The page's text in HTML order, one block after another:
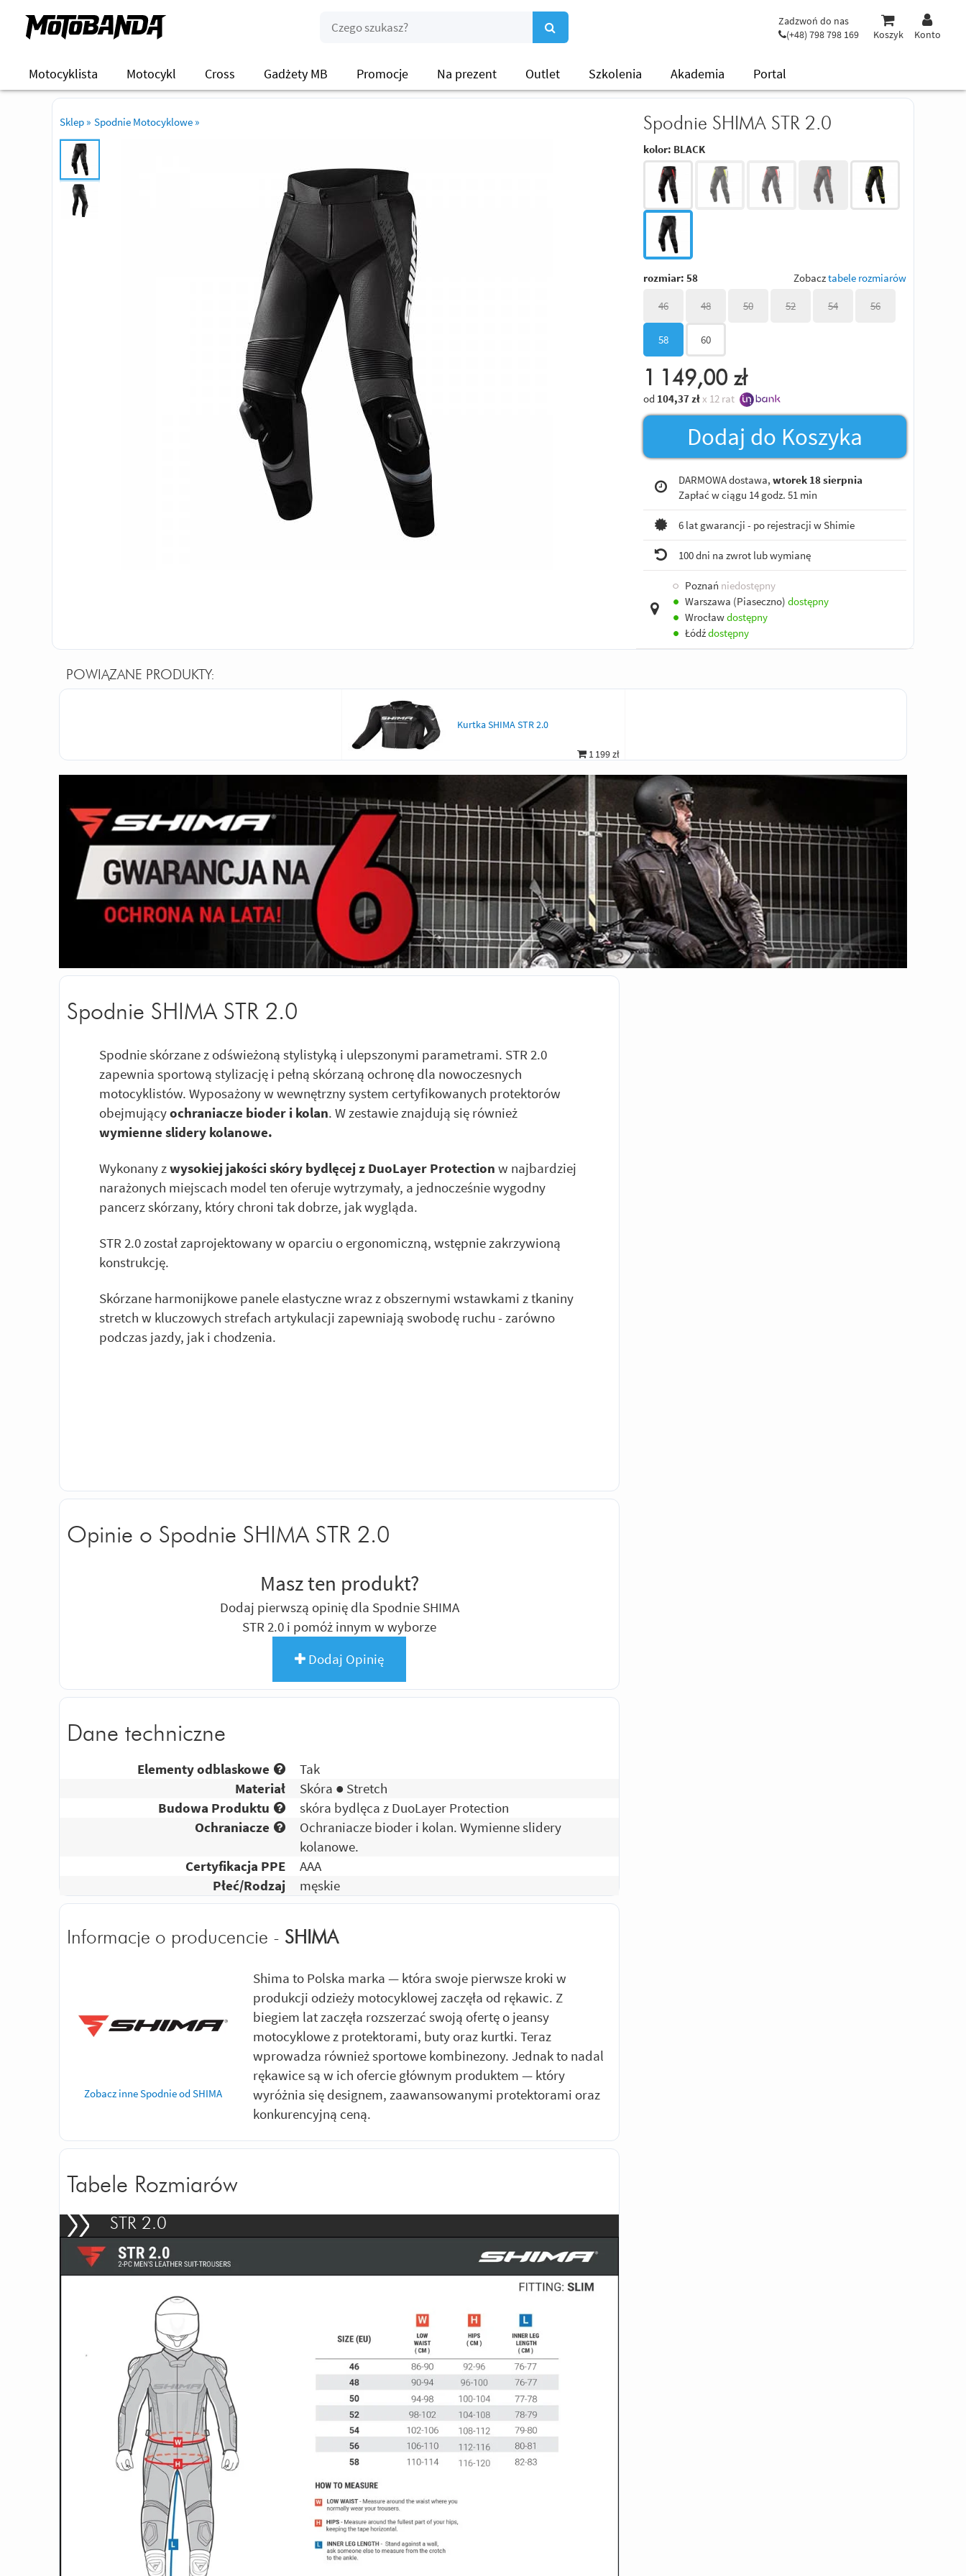
Zadzwoń do nas
(+48) 798 798 169
Koszyk Konto
Motocyklista Motocykl Cross Gadżety MB Promocje Na prezent Outlet Szkolenia Akademia Portal
Sklep » Spodnie Motocyklowe » Spodnie SHIMA STR 2.0
kolor: BLACK
rozmiar: 58 Zobacztabele rozmiarów
46 48 50 52 54 56
58 60
1 149,00 zł
od 104,37 zł x 12 rat
Dodaj do Koszyka
DARMOWA dostawa, wtorek 18 sierpnia
Zapłać w ciągu 14 godz. 51 min
6 lat gwarancji - po rejestracji w Shimie
100 dni na zwrot lub wymianę
○ Poznań niedostępny
● Warszawa (Piaseczno) dostępny
● Wrocławdostępny
● Łódźdostępny
POWIĄZANE PRODUKTY:
1 199 zł
Kurtka SHIMA STR 2.0
Spodnie SHIMA STR 2.0
Spodnie skórzane z odświeżoną stylistyką i ulepszonymi parametrami. STR 2.0
zapewnia sportową stylizację i pełną skórzaną ochronę dla nowoczesnych
motocyklistów. Wyposażony w wewnętrzny system certyfikowanych protektorów
obejmującyochraniacze bioder i kolan. W zestawie znajdują się również
wymienne slidery kolanowe.
Wykonany zwysokiej jakości skóry bydlęcej z DuoLayer Protection w najbardziej
narażonych miejscach model ten oferuje wytrzymały, a jednocześnie wygodny
pancerz skórzany, który chroni tak dobrze, jak wygląda.
STR 2.0 został zaprojektowany w oparciu o ergonomiczną, wstępnie zakrzywioną
konstrukcję.
Skórzane harmonijkowe panele elastyczne wraz z obszernymi wstawkami z tkaniny
stretch w kluczowych strefach artykulacji zapewniają swobodę ruchu - zarówno
podczas jazdy, jak i chodzenia.
Opinie o Spodnie SHIMA STR 2.0
Masz ten produkt?
Dodaj pierwszą opinię dla Spodnie SHIMA
STR 2.0 i pomóż innym w wyborze
Dodaj Opinię
Dane techniczne
Elementy odblaskowe
Tak
Materiał
Skóra ● Stretch
Budowa Produktu
skóra bydlęca z DuoLayer Protection
Ochraniacze
Ochraniacze bioder i kolan. Wymienne slidery
kolanowe.
Certyfikacja PPE
AAA
Płeć/Rodzaj
męskie
Informacje o producencie - SHIMA
Zobacz inne Spodnie od SHIMA
Shima to Polska marka — która swoje pierwsze kroki w
produkcji odzieży motocyklowej zaczęła od rękawic. Z
biegiem lat zaczęła rozszerzać swoją ofertę o jeansy
motocyklowe z protektorami, buty oraz kurtki. Teraz
wprowadza również sportowe kombinezony. Jednak to nadal
rękawice są w ich ofercie głównym produktem — który
wyróżnia się designem, zaawansowanymi protektorami oraz
konkurencyjną ceną.
Tabele Rozmiarów
STR 2.0